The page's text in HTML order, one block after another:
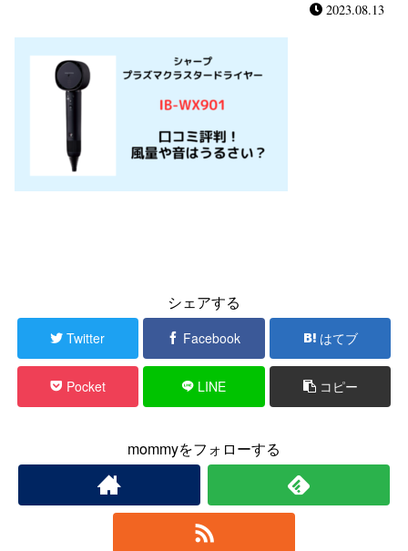
2023.08.13
シェアする
Twitter Facebook はてブ
Pocket LINE コピー
mommyをフォローする